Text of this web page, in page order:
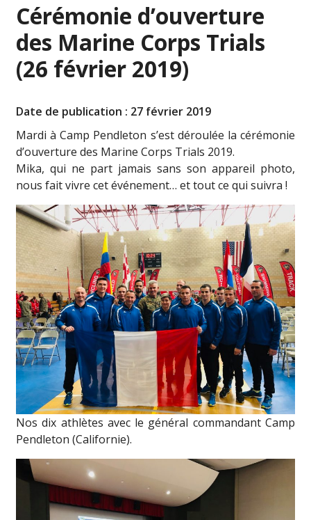
Cérémonie d’ouverture
des Marine Corps Trials
(26 février 2019)
Date de publication : 27 février 2019
Mardi à Camp Pendleton s’est déroulée la cérémonie
d’ouverture des Marine Corps Trials 2019.
Mika, qui ne part jamais sans son appareil photo,
nous fait vivre cet événement… et tout ce qui suivra !
Nos dix athlètes avec le général commandant Camp
Pendleton (Californie).